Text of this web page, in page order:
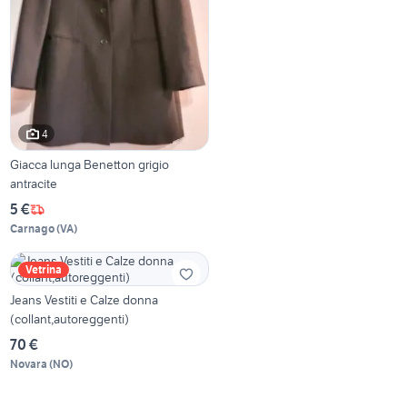
4
Giacca lunga Benetton grigio
antracite
5 €
Carnago(VA)
Vetrina
Jeans Vestiti e Calze donna
(collant,autoreggenti)
70 €
Novara (NO)